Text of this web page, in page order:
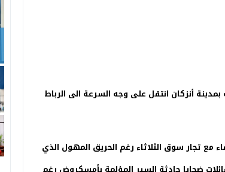
أنزكان انتقل على وجه السرعة الى الرباط
مع تجار سوق الثلاثاء رغم الحريق المهول الذي